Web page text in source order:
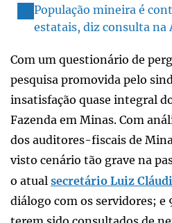
População mineira é
estatais, diz consulta na
Com um questionário de
pesquisa promovida pelo
insatisfação quase integral
Fazenda em Minas. Com
dos auditores-fiscais de
visto cenário tão grave na
o atual secretário Luiz
diálogo com os servidores;